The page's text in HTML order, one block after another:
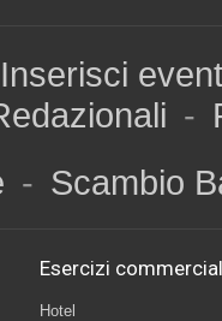
Inserisci
-
- Scambio
Esercizi
Hotel